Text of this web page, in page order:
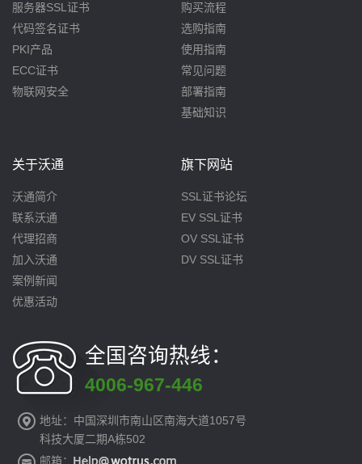
服务器SSL证书
代码签名证书
PKI产品
ECC证书
物联网安全
购买流程
选购指南
使用指南
常见问题
部署指南
基础知识
关于沃通
沃通简介
联系沃通
代理招商
加入沃通
案例新闻
优惠活动
旗下网站
SSL证书论坛
EV SSL证书
OV SSL证书
DV SSL证书
全国咨询热线：
4006-967-446
地址：中国深圳市南山区南海大道1057号
科技大厦二期A栋502
邮箱：